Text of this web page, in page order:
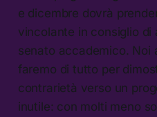
e dicembre dovrà
vincolante in consiglio di
senato accademico. Noi
faremo di tutto per
contrarietà verso un
inutile: con molti meno